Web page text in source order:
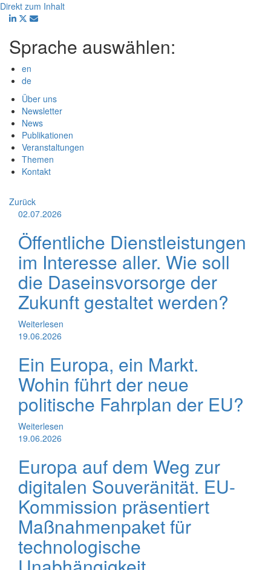
Direkt zum Inhalt
Sprache auswählen:
en
de
Main navigation
Über uns
Newsletter
News
Publikationen
Veranstaltungen
Themen
Kontakt
Zurück
02.07.2026
Öffentliche Dienstleistungen
im Interesse aller. Wie soll
die Daseinsvorsorge der
Zukunft gestaltet werden?
Weiterlesen
19.06.2026
Ein Europa, ein Markt.
Wohin führt der neue
politische Fahrplan der EU?
Weiterlesen
19.06.2026
Europa auf dem Weg zur
digitalen Souveränität. EU-
Kommission präsentiert
Maßnahmenpaket für
technologische